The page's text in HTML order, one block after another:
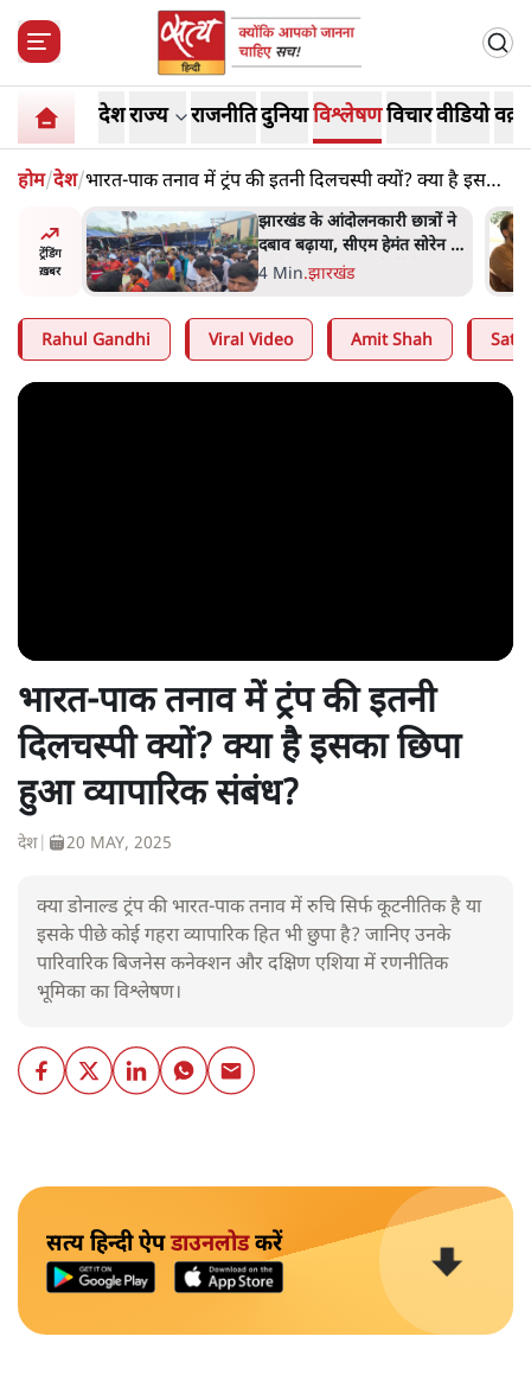
देशराज्य राजनीतिदुनियाविश्लेषणविचारवीडियो
होम/देश/भारत-पाक तनाव में ट्रंप की इतनी दिलचस्पी क्यों? क्या है इसका
छिपा हुआ व्यापारिक संबंध?
ट्रेंडिंग
ख़बर
अहमद
में बंद
झारखंड के आंदोलनकारी छात्रों ने
दबाव बढ़ाया, सीएम हेमंत सोरेन का
इस्तीफा मांगा, 10 को घेरेंगे
4 Min.झारखंड
Rahul Gandhi Viral Video Amit Shah
भारत-पाक तनाव में ट्रंप की इतनी
दिलचस्पी क्यों? क्या है इसका छिपा
हुआ व्यापारिक संबंध?
देश 20 MAY, 2025
क्या डोनाल्ड ट्रंप की भारत-पाक तनाव में रुचि सिर्फ कूटनीतिक है या
इसके पीछे कोई गहरा व्यापारिक हित भी छुपा है? जानिए उनके
पारिवारिक बिजनेस कनेक्शन और दक्षिण एशिया में रणनीतिक
भूमिका का विश्लेषण।
सत्य हिन्दी ऐपडाउनलोडकरें